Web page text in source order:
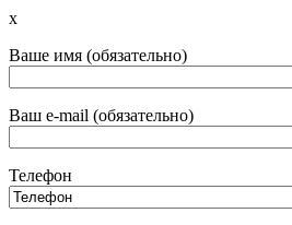
x
Ваше имя (обязательно)
Ваш e-mail (обязательно)
Телефон